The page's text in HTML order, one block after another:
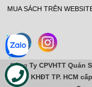
MUA SÁCH TRÊN
Công Ty CPVHTT Quán
do sở KHĐT TP. HCM